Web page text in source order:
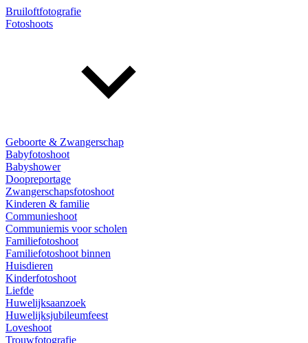
Bruiloftfotografie
Fotoshoots
Geboorte & Zwangerschap
Babyfotoshoot
Babyshower
Doopreportage
Zwangerschapsfotoshoot
Kinderen & familie
Communieshoot
Communiemis voor scholen
Familiefotoshoot
Familiefotoshoot binnen
Huisdieren
Kinderfotoshoot
Liefde
Huwelijksaanzoek
Huwelijksjubileumfeest
Loveshoot
Trouwfotografie